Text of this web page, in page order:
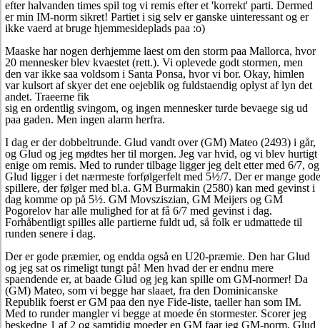
efter halvanden times spil tog vi remis efter et 'korrekt' parti. Dermed
er min IM-norm sikret! Partiet i sig selv er ganske uinteressant og er
ikke vaerd at bruge hjemmesideplads paa :o)
Maaske har nogen derhjemme laest om den storm paa Mallorca, hvor
20 mennesker blev kvaestet (rett.). Vi oplevede godt stormen, men
den var ikke saa voldsom i Santa Ponsa, hvor vi bor. Okay, himlen
var kulsort af skyer det ene oejeblik og fuldstaendig oplyst af lyn det
andet. Traeerne fik
sig en ordentlig svingom, og ingen mennesker turde bevaege sig ud
paa gaden. Men ingen alarm herfra.
I dag er der dobbeltrunde. Glud vandt over (GM) Mateo (2493) i går,
og Glud og jeg mødtes her til morgen. Jeg var hvid, og vi blev hurtigt
enige om remis. Med to runder tilbage ligger jeg delt etter med 6/7, og
Glud ligger i det nærmeste forfølgerfelt med 5½/7. Der er mange gode
spillere, der følger med bl.a. GM Burmakin (2580) kan med gevinst i
dag komme op på 5½. GM Movsziszian, GM Meijers og GM
Pogorelov har alle mulighed for at få 6/7 med gevinst i dag.
Forhåbentligt spilles alle partierne fuldt ud, så folk er udmattede til
runden senere i dag.
Der er gode præmier, og endda også en U20-præmie. Den har Glud
og jeg sat os rimeligt tungt på! Men hvad der er endnu mere
spaendende er, at baade Glud og jeg kan spille om GM-normer! Da
(GM) Mateo, som vi begge har slaaet, fra den Dominicanske
Republik foerst er GM paa den nye Fide-liste, taeller han som IM.
Med to runder mangler vi begge at moede én stormester. Scorer jeg
beskedne 1 af 2 og samtidig moeder en GM faar jeg GM-norm. Glud